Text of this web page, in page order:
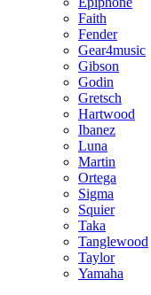
Faith
Fender
Gear4music
Gibson
Godin
Gretsch
Hartwood
Ibanez
Luna
Martin
Ortega
Sigma
Squier
Taka
Tanglewood
Taylor
Yamaha